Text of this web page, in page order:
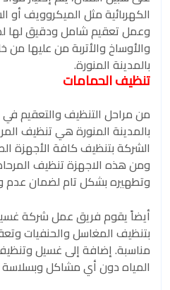
الكهربائية مثل الميكروويف أو
وعمل تعقيم شامل ودقيق لها
والأوساخ والأتربة من عليها
بالمدينة المنورة.
تنظيف الحمامات
من مراحل التنظيف والتعقيم
بالمدينة المنورة هي تنظيف
الشركة بتنظيف كافة الأجهزة
ومن هذه الاجهزة تنظيف
وتطهيره بشكل تام لضمان عدم
أيضاً يقوم فريق عمل شركة غسيل
بتنظيف المغاسل والحنفيات
مناسبة. إضافة إلى غسيل
المياه دون أي مشاكل وبسلاسة